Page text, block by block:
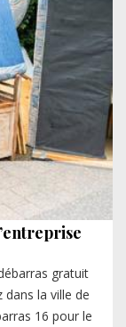
gratuit
dans la ville de
16 pour le